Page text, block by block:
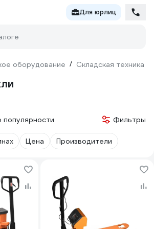
Для юрлиц
оборудование / Складская техника
популярности Фильтры
Цена Производители